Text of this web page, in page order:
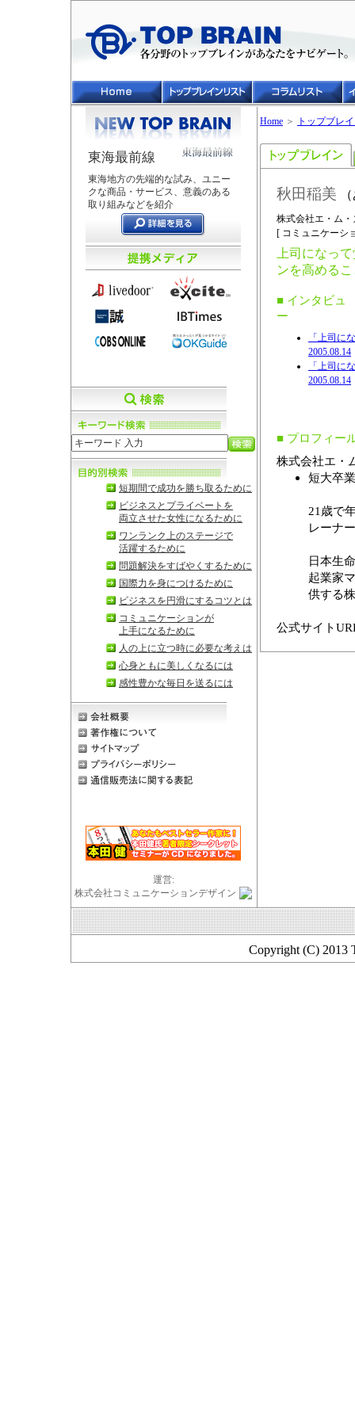
東海最前線
東海地方の先端的な試み、ユニー
クな商品・サービス、意義のある
取り組みなどを紹介
短期間で成功を勝ち取るために
ビジネスとプライベートを
両立させた女性になるために
ワンランク上のステージで
活躍するために
問題解決をすばやくするために
国際力を身につけるために
ビジネスを円滑にするコツとは
コミュニケーションが
上手になるために
人の上に立つ時に必要な考えは
心身ともに美しくなるには
感性豊かな毎日を送るには
運営:
株式会社コミュニケーションデザイン
Home ＞ トップブレ
秋田稲美
株式会社エ・ム
[ コミュニケーシ
上司になっ
ンを高める
■ インタビュ
ー
「上司に
2005.08.14
「上司に
2005.08.14
■ プロフィー
株式会社エ・
短大卒
21歳で
レーナ
日本生
起業家
供する
公式サイト
Copyright (C) 2013